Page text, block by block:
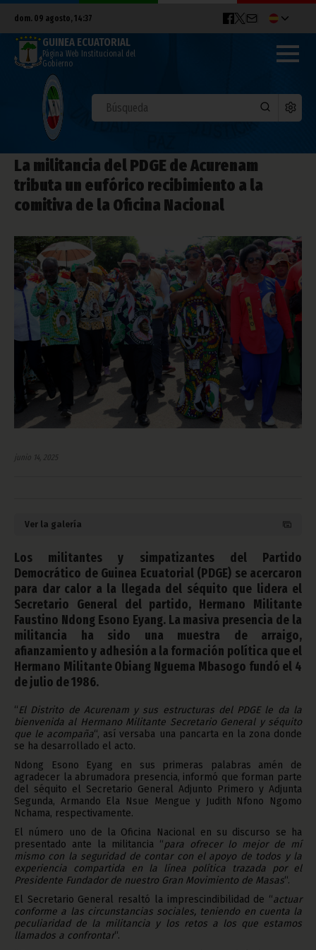
dom. 09 agosto, 14:37
GUINEA ECUATORIAL
Página Web Institucional del
Gobierno
La militancia del PDGE de Acurenam
tributa un eufórico recibimiento a la
comitiva de la Oficina Nacional
junio 14, 2025
Ver la galería
Los militantes y simpatizantes del Partido
Democrático de Guinea Ecuatorial (PDGE) se acercaron
para dar calor a la llegada del séquito que lidera el
Secretario General del partido, Hermano Militante
Faustino Ndong Esono Eyang. La masiva presencia de la
militancia ha sido una muestra de arraigo,
afianzamiento y adhesión a la formación política que el
Hermano Militante Obiang Nguema Mbasogo fundó el 4
de julio de 1986.
“El Distrito de Acurenam y sus estructuras del PDGE le da la
bienvenida al Hermano Militante Secretario General y séquito
que le acompaña“, así versaba una pancarta en la zona donde
se ha desarrollado el acto.
Ndong Esono Eyang en sus primeras palabras amén de
agradecer la abrumadora presencia, informó que forman parte
del séquito el Secretario General Adjunto Primero y Adjunta
Segunda, Armando Ela Nsue Mengue y Judith Nfono Ngomo
Nchama, respectivamente.
El número uno de la Oficina Nacional en su discurso se ha
presentado ante la militancia “para ofrecer lo mejor de mí
mismo con la seguridad de contar con el apoyo de todos y la
experiencia compartida en la línea política trazada por el
Presidente Fundador de nuestro Gran Movimiento de Masas“.
El Secretario General resaltó la imprescindibilidad de “actuar
conforme a las circunstancias sociales, teniendo en cuenta la
peculiaridad de la militancia y los retos a los que estamos
llamados a confrontar“.